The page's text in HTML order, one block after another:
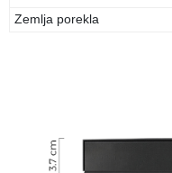
Zemlja porekla